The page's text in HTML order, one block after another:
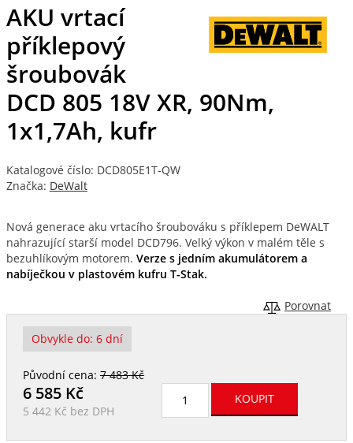
AKU vrtací
příklepový
šroubovák
DCD 805 18V XR, 90Nm,
1x1,7Ah, kufr
Katalogové číslo: DCD805E1T-QW
Značka: DeWalt
Nová generace aku vrtacího šroubováku s příklepem DeWALT
nahrazující starší model DCD796. Velký výkon v malém těle s
bezuhlíkovým motorem. Verze s jedním akumulátorem a
nabíječkou v plastovém kufru T-Stak.
Porovnat
Obvykle do: 6 dní
Původní cena:7 483 Kč
6 585Kč
5 442 Kč bez DPH